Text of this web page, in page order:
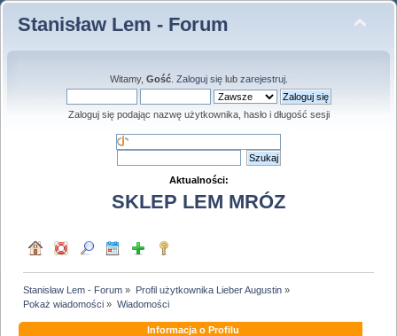
Stanisław Lem - Forum
Witamy, Gość. Zaloguj sięlub zarejestruj.
Zaloguj się podając nazwę użytkownika, hasło i długość sesji
Aktualności:
SKLEP LEM MRÓZ
Stanisław Lem - Forum » Profil użytkownika Lieber Augustin»
Pokaż wiadomości » Wiadomości
Informacja o Profilu